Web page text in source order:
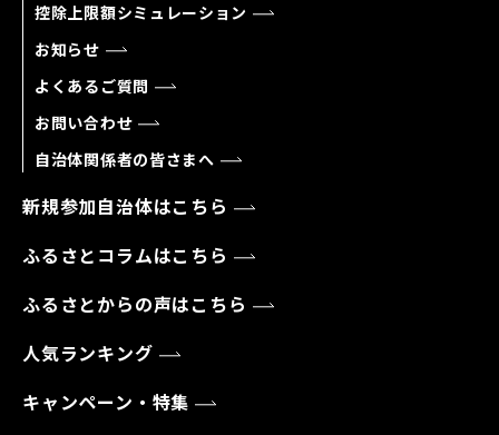
控除上限額シミュレーション
お知らせ
よくあるご質問
お問い合わせ
自治体関係者の皆さまへ
新規参加自治体はこちら
ふるさとコラムはこちら
ふるさとからの声はこちら
人気ランキング
キャンペーン・特集